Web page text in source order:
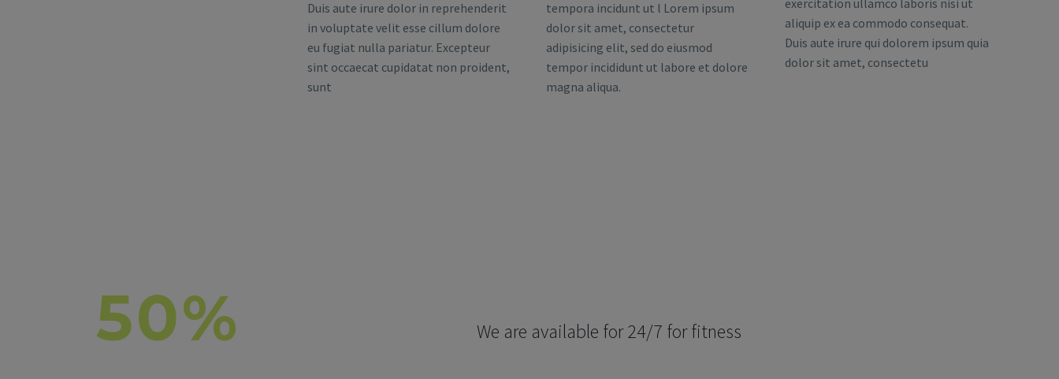
Duis aute irure dolor in reprehenderit
in voluptate velit esse cillum dolore
eu fugiat nulla pariatur. Excepteur
sint occaecat cupidatat non proident,
sunt
tempora incidunt ut l Lorem ipsum
dolor sit amet, consectetur
adipisicing elit, sed do eiusmod
tempor incididunt ut labore et dolore
magna aliqua.
aliquip ex ea commodo consequat.
Duis aute irure qui dolorem ipsum quia
dolor sit amet, consectetu
50% We are available for 24/7 for fitness